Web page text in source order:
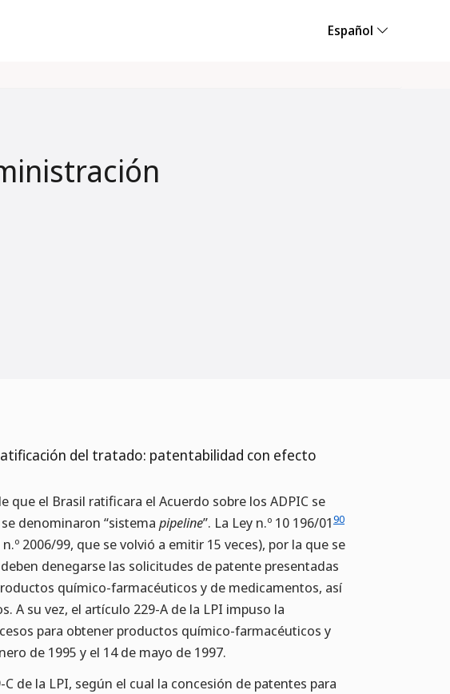
Español
del tratado: patentabilidad con efecto
el Brasil ratificara el Acuerdo sobre los ADPIC se
denominaron “sistema pipeline”. La Ley n.º 10 196/0190
2006/99, que se volvió a emitir 15 veces), por la que se
denegarse las solicitudes de patente presentadas
químico-farmacéuticos y de medicamentos, así
A su vez, el artículo 229-A de la LPI impuso la
para obtener productos químico-farmacéuticos y
de 1995 y el 14 de mayo de 1997.
de la LPI, según el cual la concesión de patentes para